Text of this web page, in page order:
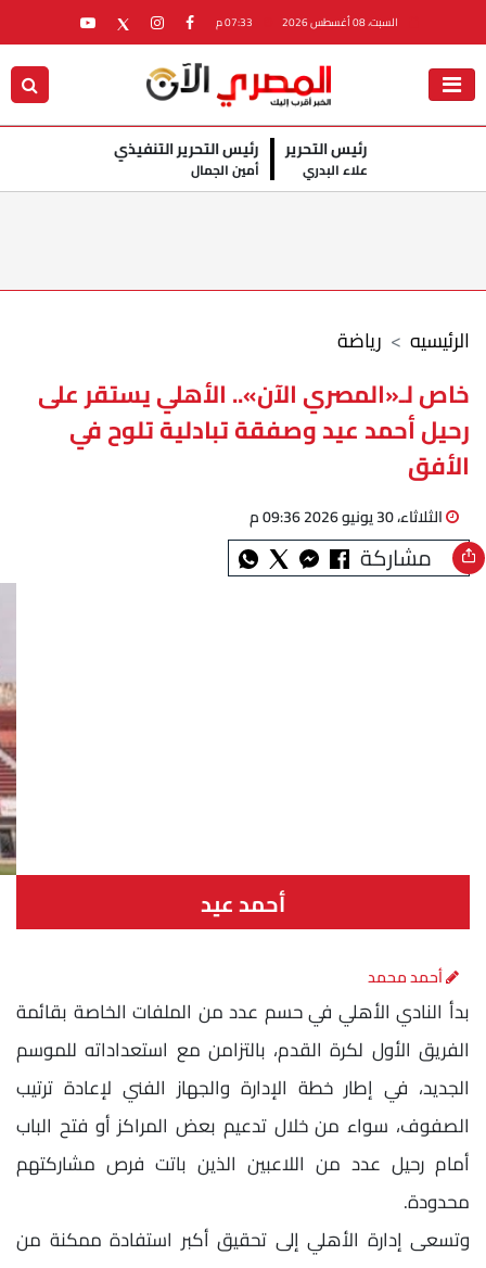
السبت، 08 أغسطس 2026
رئيس التحرير
علاء البدري
رئيس التحرير التنفيذي
أمين الجمال
رياضة الرئيسيه
خاص لـ«المصري الآن».. الأهلي يستقر على
رحيل أحمد عيد وصفقة تبادلية تلوح في
الأفق
الثلاثاء، 30 يونيو 2026 09:36 م
مشاركة
أحمد عيد
أحمد محمد
بدأ النادي الأهلي في حسم عدد من الملفات الخاصة بقائمة
الفريق الأول لكرة القدم، بالتزامن مع استعداداته للموسم
الجديد، في إطار خطة الإدارة والجهاز الفني لإعادة ترتيب
الصفوف، سواء من خلال تدعيم بعض المراكز أو فتح الباب
أمام رحيل عدد من اللاعبين الذين باتت فرص مشاركتهم
محدودة.
وتسعى إدارة الأهلي إلى تحقيق أكبر استفادة ممكنة من